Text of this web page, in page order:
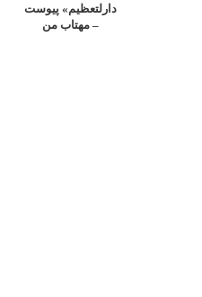
دارلتعظیم» پیوست
– مهتاب من